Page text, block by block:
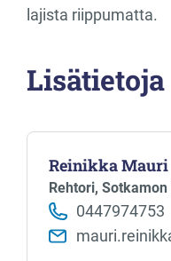
lajista riippumatta.
Lisätietoja
Reinikka Mauri
Rehtori,
0447974753